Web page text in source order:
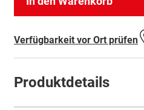
Verfügbarkeit vor Ort prüfen
Produktdetails